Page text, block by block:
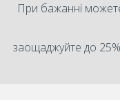
При бажанні
заощаджуйте до